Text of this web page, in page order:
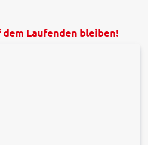
dem Laufenden bleiben!